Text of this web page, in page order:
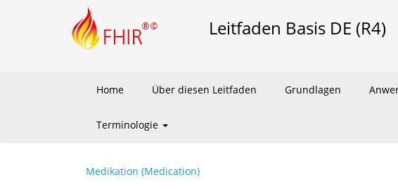
Leitfaden Basis DE (R4)
Home Über diesen Leitfaden Grundlagen
Terminologie
Medikation (Medication)